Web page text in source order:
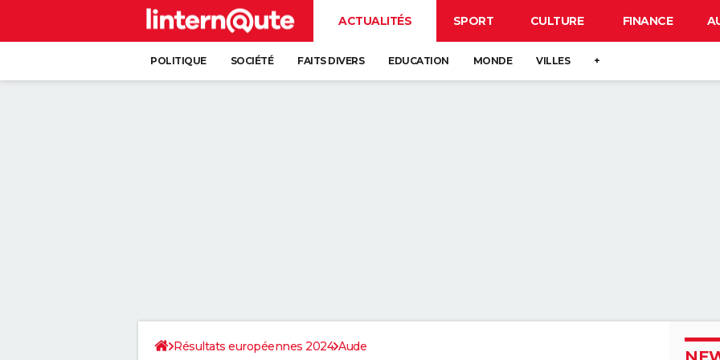
ACTUALITÉS SPORT CULTURE FINANCE
POLITIQUE SOCIÉTÉ FAITS DIVERS EDUCATION MONDE VILLES +
Résultats européennes 2024 Aude